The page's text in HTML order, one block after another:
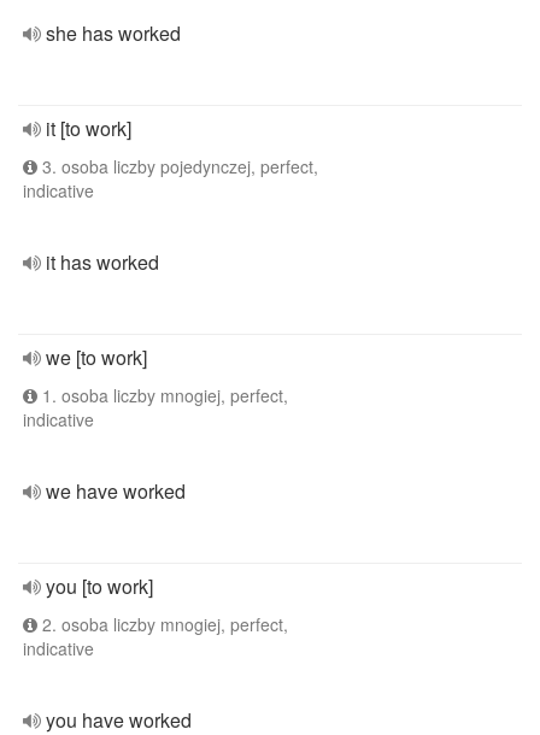
she has worked
it [to work]
3. osoba liczby pojedynczej, perfect,
indicative
it has worked
we [to work]
1. osoba liczby mnogiej, perfect,
indicative
we have worked
you [to work]
2. osoba liczby mnogiej, perfect,
indicative
you have worked